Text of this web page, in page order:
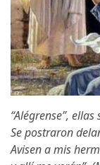
“Alégrense”,
Se postraron
Avisen a mis